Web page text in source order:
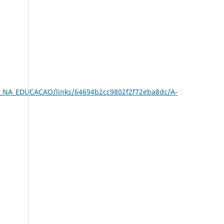
links/64694b2cc9802f2f72eba8dc/A-